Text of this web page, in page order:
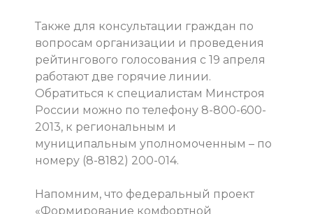
Также для консультации граждан по
вопросам организации и проведения
рейтингового голосования с 19 апреля
работают две горячие линии.
Обратиться к специалистам Минстроя
России можно по телефону 8-800-600-
2013, к региональным и
муниципальным уполномоченным – по
номеру (8-8182) 200-014.
Напомним, что федеральный проект
«Формирование комфортной